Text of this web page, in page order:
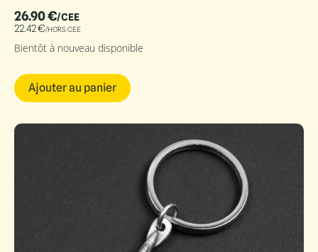
26.90€/CEE
22.42€/HORS CEE
Bientôt à nouveau disponible
Ajouter au panier